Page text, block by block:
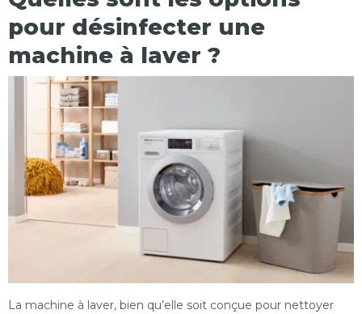
pour désinfecter une
machine à laver ?
La machine à laver, bien qu’elle soit conçue pour nettoyer